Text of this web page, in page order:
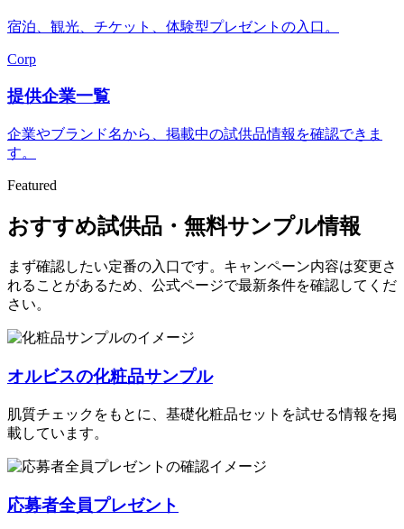
宿泊、観光、チケット、体験型プレゼントの入口。
Corp
提供企業一覧
企業やブランド名から、掲載中の試供品情報を確認できま
す。
Featured
おすすめ試供品・無料サンプル情報
まず確認したい定番の入口です。キャンペーン内容は変更さ
れることがあるため、公式ページで最新条件を確認してくだ
さい。
オルビスの化粧品サンプル
肌質チェックをもとに、基礎化粧品セットを試せる情報を掲
載しています。
応募者全員プレゼント